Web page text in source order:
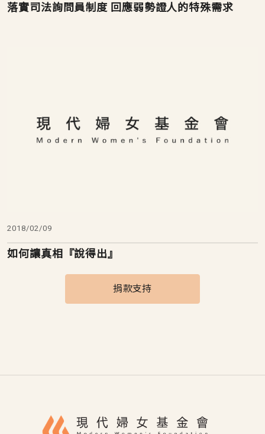
落實司法詢問員制度 回應弱勢證人的特殊需求
2018/02/09
如何讓真相『說得出』
捐款支持